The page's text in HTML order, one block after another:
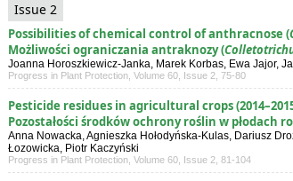
Issue 2
Possibilities of chemical control of anthracnose (
Możliwości ograniczania antraknozy (
Joanna Horoszkiewicz-Janka, Marek Korbas, Ewa Jajor,
Progress in Plant Protection, Volume 60, Issue 2, 75-80
Pesticide residues in agricultural crops
Pozostałości środków ochrony roślin w płodach
Anna Nowacka, Agnieszka Hołodyńska-Kulas, Dariusz
Łozowicka, Piotr Kaczyński
Progress in Plant Protection, Volume 60, Issue 2, 81-104